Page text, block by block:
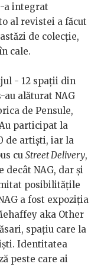
a integrat
al revistei a făcut
de colecție,
cale.
- 12 spații din
au alăturat NAG
de Pensule,
participat la
de artiști, iar la
cu Street Delivery,
NAG, dar și
posibilitățile
a fost expoziția
aka Other
spațiu care la
Identitatea
peste care ai